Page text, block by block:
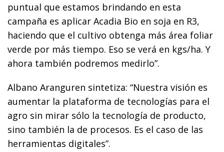
puntual que estamos brindando en esta
campaña es aplicar Acadia Bio en soja en R3,
haciendo que el cultivo obtenga más área foliar
verde por más tiempo. Eso se verá en kgs/ha. Y
ahora también podremos medirlo”.
Albano Aranguren sintetiza: “Nuestra visión es
aumentar la plataforma de tecnologías para el
agro sin mirar sólo la tecnología de producto,
sino también la de procesos. Es el caso de las
herramientas digitales”.